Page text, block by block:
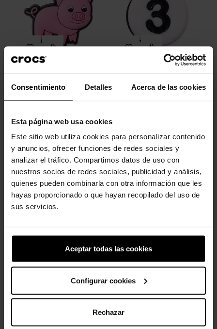
Consentimiento Detalles Acerca de las cookies
Esta página web usa cookies
Este sitio web utiliza cookies para personalizar contenido
y anuncios, ofrecer funciones de redes sociales y
analizar el tráfico. Compartimos datos de uso con
nuestros socios de redes sociales, publicidad y análisis,
quienes pueden combinarla con otra información que les
hayas proporcionado o que hayan recopilado del uso de
sus servicios.
Aceptar todas las cookies
Configurar cookies
Rechazar
4,99 € 3,99 € 5,99 € 4,79 €
Pack 5 Mickey vacaciones
3 otros productos de la misma